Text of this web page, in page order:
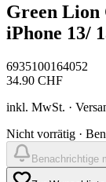
Green Lion
iPhone 13/
6935100164052
34.90 CHF
inkl. MwSt. ·
Nicht vorrätig ·
Benachrichtige